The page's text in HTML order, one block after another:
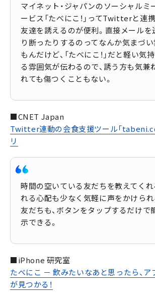
マイネット・ジャパンのソーシャルミ
ービス「たべにこ！」ってTwitterと連
友達を誘えるのが便利。直接メールを
り断ったりするのってなんか気まづ
もんだけど、「たべにこ！」だと軽い気
る雰囲気が伝わるので、誘う方も気兼
れても傷つくこともない。
■CNET Japan
Twitter連動の会食支援ツール「
リ
時間の空いている友だちを教えてくれ
れる心配も少なく気軽に声をかけられ
友だちも、ボタンをタップするだけで
示できる。
■iPhone 研究室
たべにこ － 飲みたいなあと思ったら、
が見つかる！